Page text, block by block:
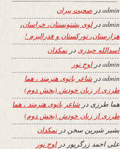
adminدر صحبت پیران
admin درلوی پشتونستان، خراسان،
هزارستان، تورکستان و فدرالیزم !
اسدالله حیدری درنمکدان
adminدراوجِ نور
adminدر شاعر بانوی هنرمند ، هما
طرزی از زبان خودش (بخش دوم)
هما طرزی در شاعر بانوی هنرمند ، هما
طرزی از زبان خودش (بخش دوم)
بشیر شیرین سخن درنمکدان
علی احمد زرگرپور دراوجِ نور